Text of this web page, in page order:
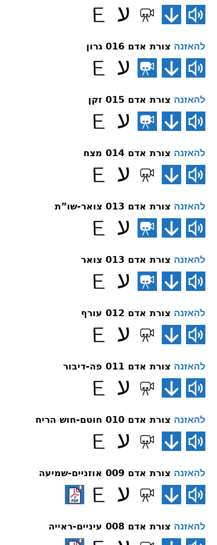
להאזנה צורת אדם 016 גרון
להאזנה צורת אדם 015 זקן
להאזנה צורת אדם 014 מצח
להאזנה צורת אדם 013 צואר-שו”ת
להאזנה צורת אדם 013 צואר
להאזנה צורת אדם 012 עורף
להאזנה צורת אדם 011 פה-דיבור
להאזנה צורת אדם 010 חוטם-חוש הריח
להאזנה צורת אדם 009 אוזניים-שמיעה
להאזנה צורת אדם 008 עיניים-ראייה